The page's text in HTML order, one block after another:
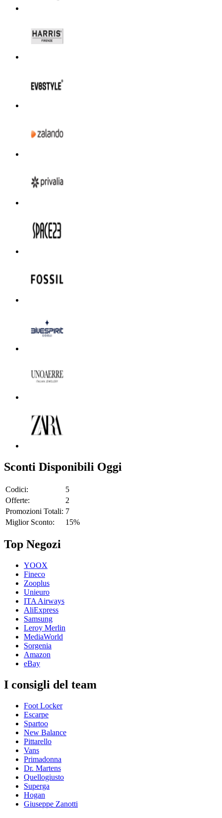
Sconti Disponibili Oggi
Codici:
5
Offerte:
2
Promozioni Totali: 7
Miglior Sconto:
15%
Top Negozi
YOOX
Fineco
Zooplus
Unieuro
ITA Airways
AliExpress
Samsung
Leroy Merlin
MediaWorld
Sorgenia
Amazon
eBay
I consigli del team
Foot Locker
Escarpe
Spartoo
New Balance
Pittarello
Vans
Primadonna
Dr. Martens
Quellogiusto
Superga
Hogan
Giuseppe Zanotti